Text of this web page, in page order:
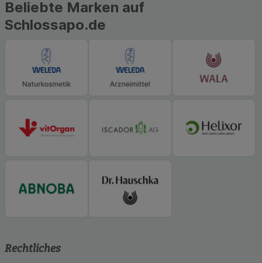
Beliebte Marken auf
Schlossapo.de
Rechtliches